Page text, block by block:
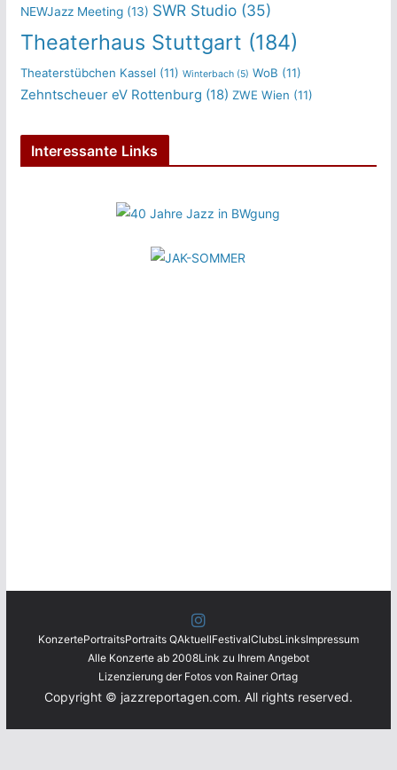
NEWJazz Meeting(13) SWR Studio(35)
Theaterhaus Stuttgart (184)
Theaterstübchen Kassel(11) Winterbach(5) WoB (11)
Zehntscheuer eV Rottenburg (18) ZWE Wien (11)
Interessante Links
KonzertePortraitsPortraits QAktuellFestivalClubsLinksImpressum
Alle Konzerte ab 2008Link zu Ihrem Angebot
Lizenzierung der Fotos von Rainer Ortag
Copyright © jazzreportagen.com. All rights reserved.